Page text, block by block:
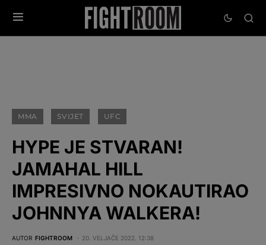
MMA SVIJET UFC
HYPE JE STVARAN!
JAMAHAL HILL
IMPRESIVNO NOKAUTIRAO
JOHNNYA WALKERA!
AUTOR FIGHTROOM 20. VELJAČE 2022. 12:38